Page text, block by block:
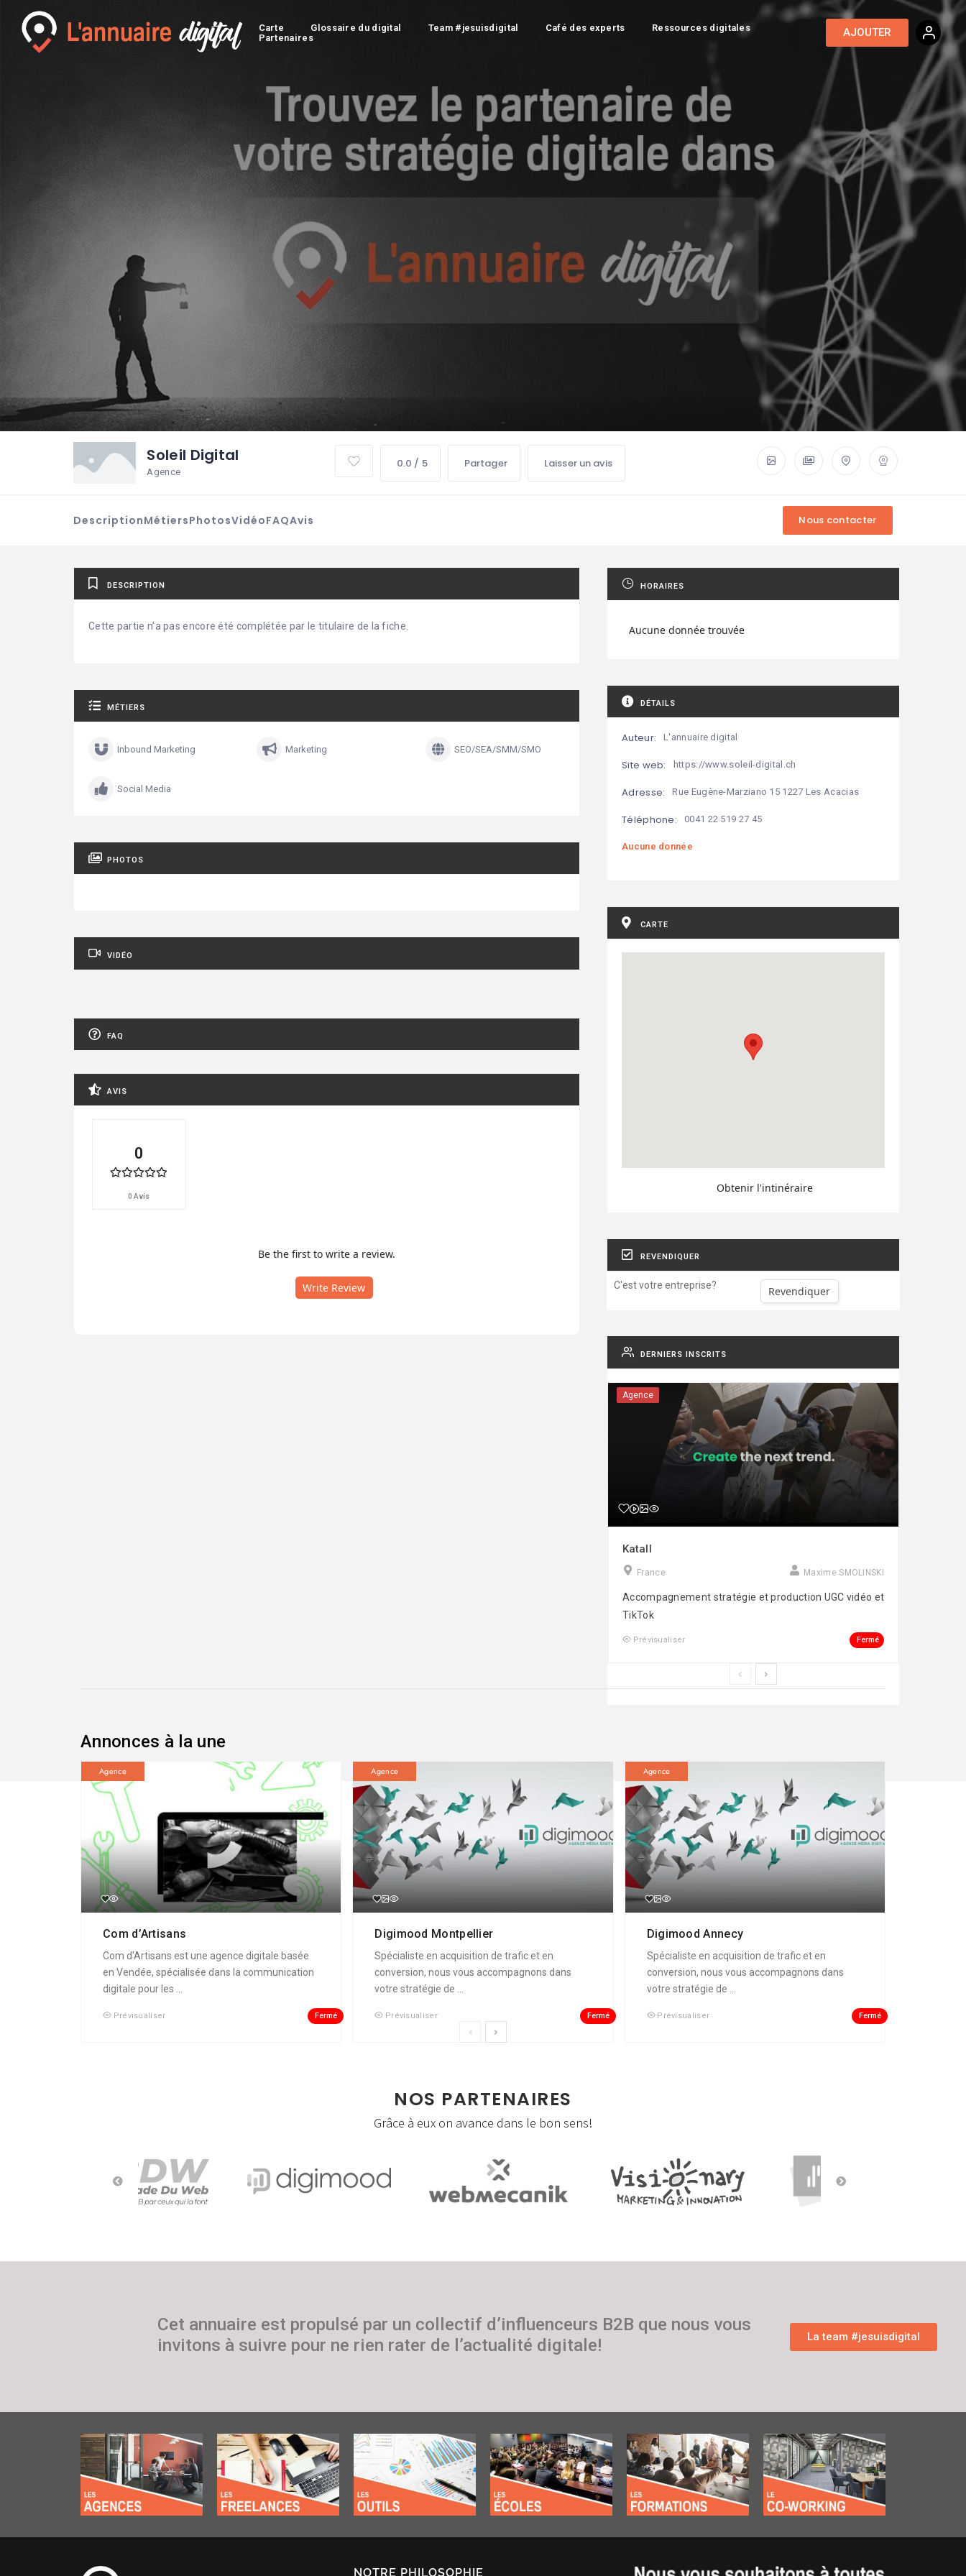
Carte Glossaire du digital Team #jesuisdigital Café des experts
Ressources digitales
Partenaires
AJOUTER
Soleil Digital
Agence
0.0 / 5 Partager Laisser un avis
DescriptionMétiersPhotosVidéoFAQAvis
DESCRIPTION
Cette partie n’a pas encore été complétée par le titulaire de la fiche.
MÉTIERS
Inbound Marketing Marketing SEO/SEA/SMM/SMO
Social Media
PHOTOS
VIDÉO
FAQ
AVIS
0
0 Avis
Be the first to write a review.
Write Review
HORAIRES
Aucune donnée trouvée
DÉTAILS
Auteur: L'annuaire digital
Site web: https://www.soleil-digital.ch
Adresse: Rue Eugène-Marziano 15 1227 Les Acacias
Téléphone: 0041 22 519 27 45
Aucune donnée
CARTE
Obtenir l'intinéraire
REVENDIQUER
C'est votre entreprise? Revendiquer
DERNIERS INSCRITS
Agence
Katall
France Maxime SMOLINSKI
Accompagnement stratégie et production UGC vidéo et
TikTok
Prévisualiser Fermé
Annonces à la une
Agence
Com d’Artisans
Com d'Artisans est une agence digitale basée
en Vendée, spécialisée dans la communication
digitale pour les ...
Prévisualiser Fermé
Agence
Digimood Montpellier
Spécialiste en acquisition de trafic et en
conversion, nous vous accompagnons dans
votre stratégie de ...
Prévisualiser Fermé
Agence
Digimood Annecy
Spécialiste en acquisition de trafic et en
conversion, nous vous accompagnons dans
votre stratégie de ...
Prévisualiser Fermé
NOS PARTENAIRES
Grâce à eux on avance dans le bon sens!
Cet annuaire est propulsé par un collectif d’influenceurs B2B que nous vous
invitons à suivre pour ne rien rater de l’actualité digitale!
La team #jesuisdigital
NOTRE PHILOSOPHIE